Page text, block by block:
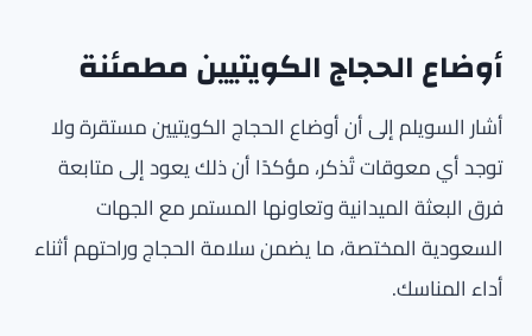
أوضاع الحجاج الكويتيين مطمئنة
أشار السويلم إلى أن أوضاع الحجاج الكويتيين مستقرة ولا
توجد أي معوقات تُذكر، مؤكدًا أن ذلك يعود إلى متابعة
فرق البعثة الميدانية وتعاونها المستمر مع الجهات
السعودية المختصة، ما يضمن سلامة الحجاج وراحتهم أثناء
أداء المناسك.